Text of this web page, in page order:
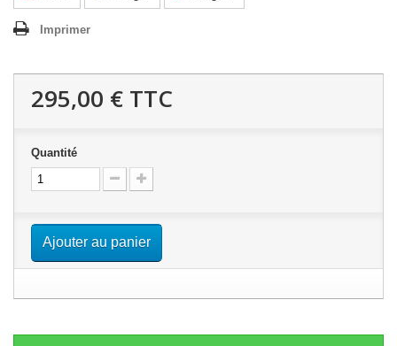
Imprimer
295,00 € TTC
Quantité
Ajouter au panier